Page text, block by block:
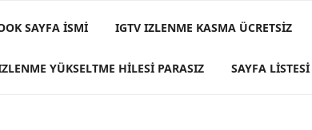
SAYFA İSMI IGTV IZLENME KASMA ÜCRETSIZ
YÜKSELTME HILESI PARASIZ SAYFA LISTESI